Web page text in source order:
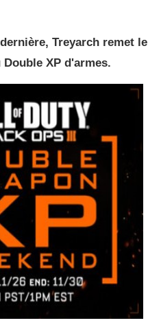
Treyarch remet le
XP d'armes.